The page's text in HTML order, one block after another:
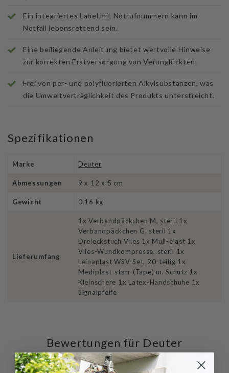
Ein integriertes Label mit Notrufnummern kann im
Notfall lebensrettend sein.
Eine beiliegende Anleitung bietet wertvolle Hinweise
zur korrekten Erstversorgung von Verunglückten.
Frei von per- und polyfluorierten Alkylsubstanzen, was
die Umweltverträglichkeit des Produkts unterstreicht.
Spezifikationen
Marke Deuter
Abmessungen 9 x 12 x 5 cm
Gewicht 0.16 kg
Lieferumfang
1x Verbandpäckchen M, steril 1x
Verbandpäckchen G, steril 1x
Dreieckstuch Vlies 1x Mull-elast 1x
Vlies-Wundkompresse, steril 1x
Leinaplast WSV-Set, 20-teilig 1x
Mediplast-starr (Tape) m. Schutz 1x
Kleinschere 1x Latex-Handschuhe 1x
Signalpfeife
Bewertungen für Deuter
First Aid Kit Active